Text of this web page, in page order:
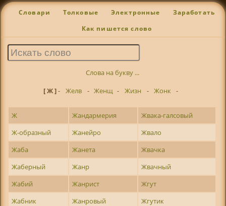
Словари Толковые Электронные Заработать
Как пишется слово
Слова на букву ...
[ Ж ]- Желв - Женщ - Жизн - Жонк -
Ж Жандармерия
Жвака-галсовый
Ж-образный
Жанейро
Жвало
Жаба
Жанета
Жвачка
Жаберный
Жанр
Жвачный
Жабий
Жанрист
Жгут
Жабник
Жанровый
Жгутик